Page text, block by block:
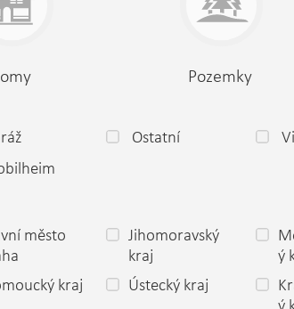
Pozemky
Ostatní
město
Jihomoravský
kraj
ý
kraj Ústecký kraj